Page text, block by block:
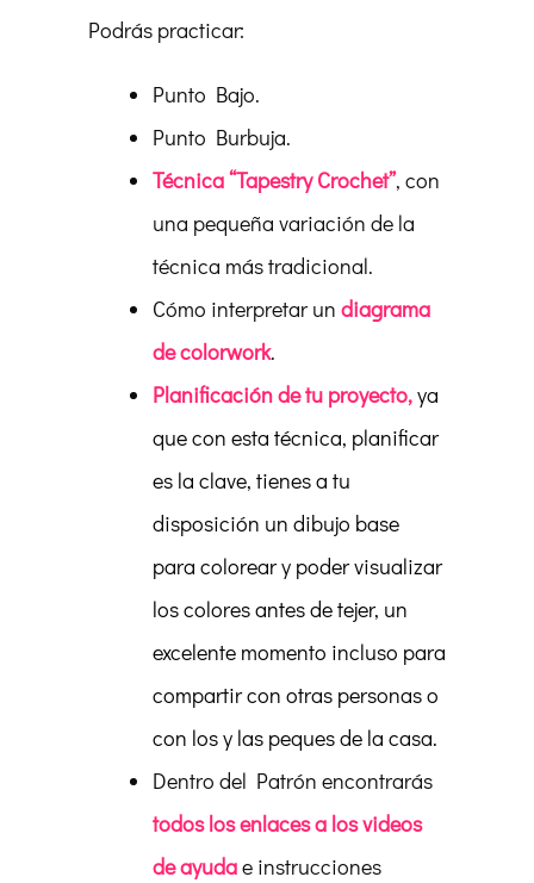
Podrás practicar:
Punto Bajo.
Punto Burbuja.
Técnica “Tapestry Crochet”, con
una pequeña variación de la
técnica más tradicional.
Cómo interpretar un diagrama
de colorwork.
Planificación de tu proyecto,ya
que con esta técnica, planificar
es la clave, tienes a tu
disposición un dibujo base
para colorear y poder visualizar
los colores antes de tejer, un
excelente momento incluso para
compartir con otras personas o
con los y las peques de la casa.
Dentro del Patrón encontrarás
todos los enlaces a los videos
de ayudae instrucciones